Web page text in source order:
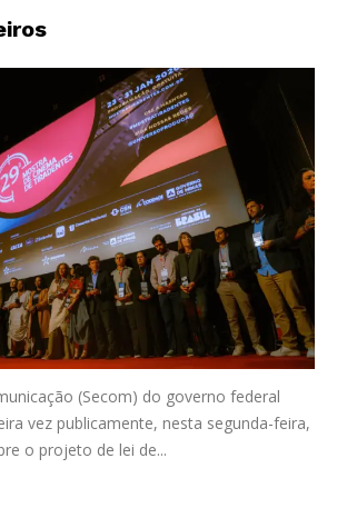
(Secom) do governo federal
vez publicamente, nesta segunda-feira,
o projeto de lei de...